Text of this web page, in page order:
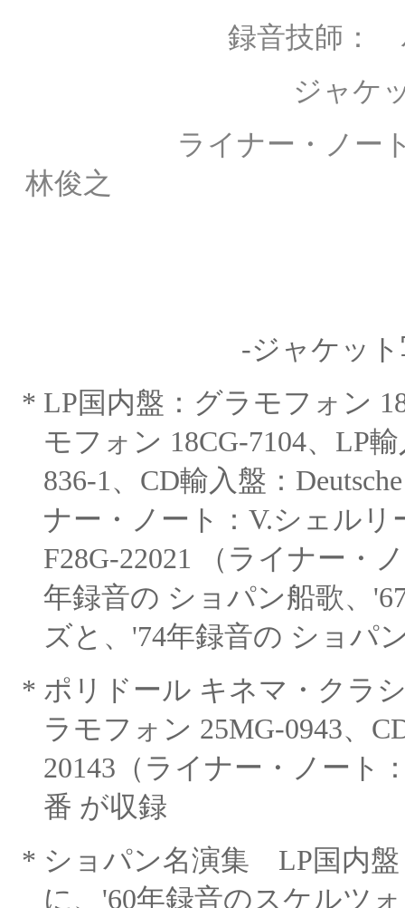
録音技師： ハイン
ジャケット撮影
ライナー・ノー
林俊之
-ジャケッ
* LP国内盤：グラモフォン
モフォン 18CG-7104、LP輸
836-1、CD輸入盤：
ナー・ノート： V.シェルリ
F28G-22021
（ライナー・
年録音の ショパン船歌、
ズと、 '74年録音の ショパ
* ポリドール キネマ・クラ
ラモフォン 25MG-0943、
20143（ライナー・ノート
番 が収録
* ショパン名演集 LP国内
に、'60年録音のスケルツォ